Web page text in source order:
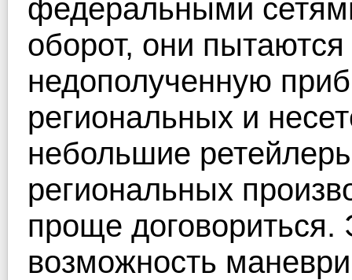
федеральными
оборот, они
недополученную
региональных и
небольшие
региональных
проще договориться.
возможность